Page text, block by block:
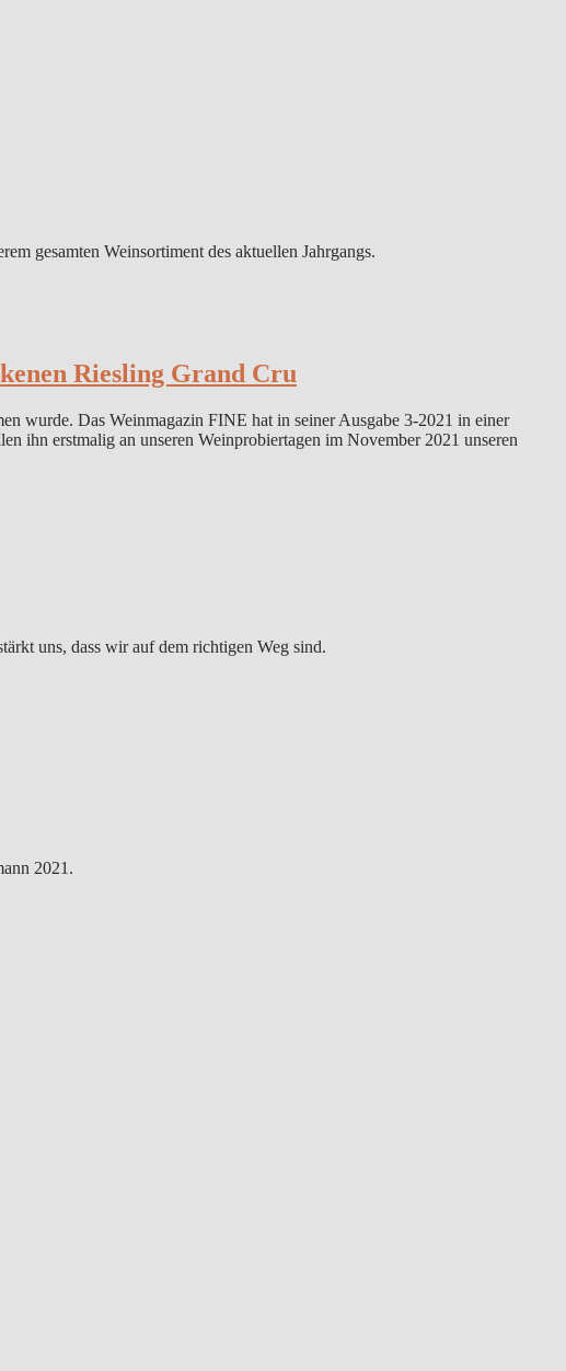
gesamten Weinsortiment des aktuellen Jahrgangs.
Riesling Grand Cru
wurde. Das Weinmagazin FINE hat in seiner Ausgabe 3-2021 in einer
ihn erstmalig an unseren Weinprobiertagen im November 2021 unseren
uns, dass wir auf dem richtigen Weg sind.
2021.